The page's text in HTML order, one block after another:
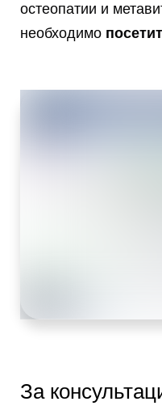
остеопатии и
необходимо
За